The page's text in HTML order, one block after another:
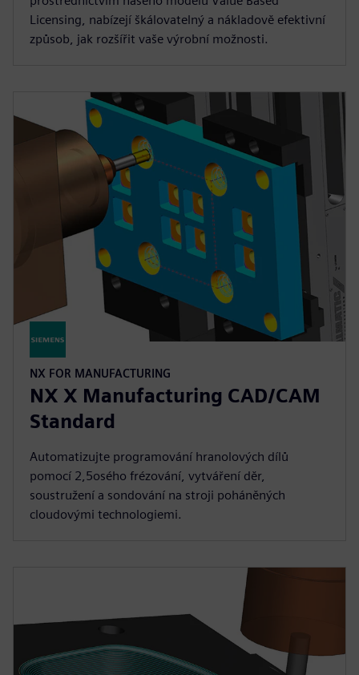
Licensing, nabízejí škálovatelný a nákladově efektivní
způsob, jak rozšířit vaše výrobní možnosti.
NX FOR MANUFACTURING
NX X Manufacturing CAD/CAM
Standard
Automatizujte programování hranolových dílů
pomocí 2,5osého frézování, vytváření děr,
soustružení a sondování na stroji poháněných
cloudovými technologiemi.